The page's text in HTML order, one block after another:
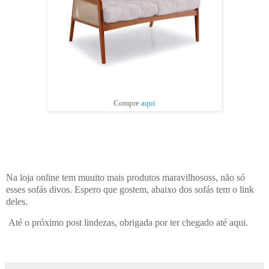
Compre aqui
Na loja online tem muuito mais produtos maravilhososs, não só
esses sofás divos. Espero que gostem, abaixo dos sofás tem o link
deles.
Até o próximo post lindezas, obrigada por ter chegado até aqui.